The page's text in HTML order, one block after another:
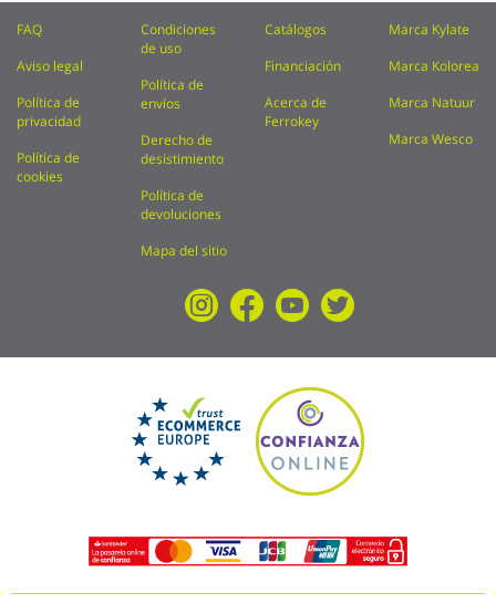
FAQ
Aviso legal
Política de
privacidad
Política de
cookies
Condiciones
de uso
Política de
envíos
Derecho de
desistimiento
Política de
devoluciones
Mapa del sitio
Catálogos
Financiación
Acerca de
Ferrokey
Marca Kylate
Marca Kolorea
Marca Natuur
Marca Wesco